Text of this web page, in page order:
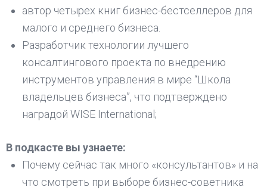
автор четырех книг бизнес-бестселлеров для
малого и среднего бизнеса.
Разработчик технологии лучшего
консалтингового проекта по внедрению
инструментов управления в мире “Школа
владельцев бизнеса”, что подтверждено
наградой WISE International;
В подкасте вы узнаете:
Почему сейчас так много «консультантов» и на
что смотреть при выборе бизнес-советника